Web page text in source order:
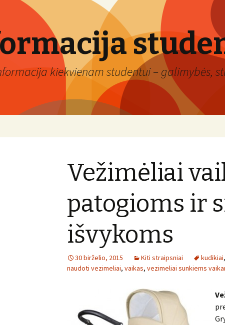
kiekvienam studentui – galimybės,
Vežimėliai
patogioms ir
išvykoms
30 birželio, 2015 Kiti straipsniai kudikiai,
naudoti vezimeliai, vaikas, vezimeliai sunkiems